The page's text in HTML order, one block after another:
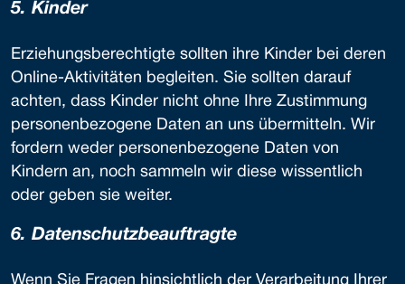
5. Kinder
Erziehungsberechtigte sollten ihre Kinder bei deren
Online-Aktivitäten begleiten. Sie sollten darauf
achten, dass Kinder nicht ohne Ihre Zustimmung
personenbezogene Daten an uns übermitteln. Wir
fordern weder personenbezogene Daten von
Kindern an, noch sammeln wir diese wissentlich
oder geben sie weiter.
6. Da­ten­schutz­be­auf­tragte
Wenn Sie Fragen hinsichtlich der Verarbeitung Ihrer